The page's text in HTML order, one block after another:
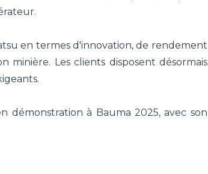
en termes d'innovation, de rendement
minière. Les clients disposent désormais
démonstration à Bauma 2025, avec son